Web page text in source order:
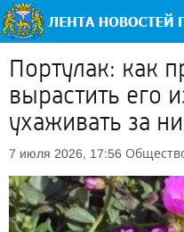
Портулак: как
вырастить его
ухаживать за
7 июля 2026, 17:56